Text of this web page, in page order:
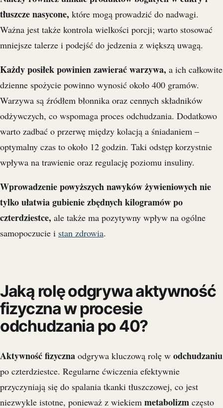
tłuszcze nasycone, które mogą prowadzić do nadwagi.
Ważna jest także kontrola wielkości porcji; warto stosować
mniejsze talerze i podejść do jedzenia z większą uwagą.
Każdy posiłek powinien zawierać warzywa, a ich całkowite
dzienne spożycie powinno wynosić około 400 gramów.
Warzywa są źródłem błonnika oraz cennych składników
odżywczych, co wspomaga proces odchudzania. Dodatkowo
warto zadbać o przerwę między kolacją a śniadaniem –
optymalny czas to około 12 godzin. Taki odstęp korzystnie
wpływa na trawienie oraz regulację poziomu insuliny.
Wprowadzenie powyższych nawyków żywieniowych nie
tylko ułatwia gubienie zbędnych kilogramów po
czterdziestce, ale także ma pozytywny wpływ na ogólne
samopoczucie i stan zdrowia.
Jaką rolę odgrywa aktywność
fizyczna w procesie
odchudzania po 40?
Aktywność fizyczna odgrywa kluczową rolę w odchudzaniu
po czterdziestce. Regularne ćwiczenia efektywnie
przyczyniają się do spalania tkanki tłuszczowej, co jest
niezwykle istotne, ponieważ z wiekiem metabolizm często